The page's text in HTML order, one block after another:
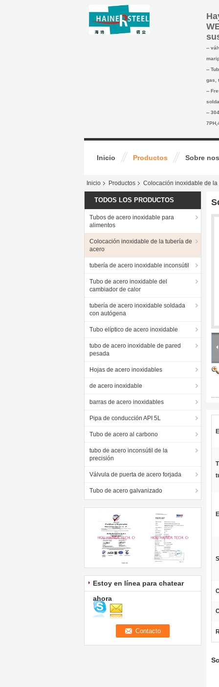
--
--
gas,
--
--
Inicio Productos Sobre
Inicio Productos Colocación inoxidable de
TODOS LOS PRODUCTOS
Tubos de acero inoxidable para
alimentos
Colocación inoxidable de la tubería de
acero
tubería de acero inoxidable inconsútil
Tubo de acero inoxidable del
cambiador de calor
tubería de acero inoxidable soldada
con autógena
Tubo elíptico de acero inoxidable
tubo de acero inoxidable de pared
pesada
Hojas de acero inoxidables
de acero inoxidable
barras de acero inoxidables
Pipa de conducción API 5L
Tubo de acero al carbono
tubo de acero inconsútil de la
precisión
Válvula de puerta de acero forjada
Tubo de acero galvanizado
Estoy en línea para chatear
ahora